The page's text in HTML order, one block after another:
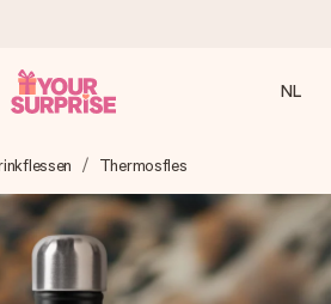
met zorg en zorgen dat het
is - zodat jij kunt geven op precies
het het meeste betekent.
NL
Thermosfles